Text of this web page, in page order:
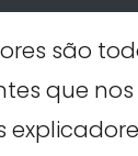
são
que